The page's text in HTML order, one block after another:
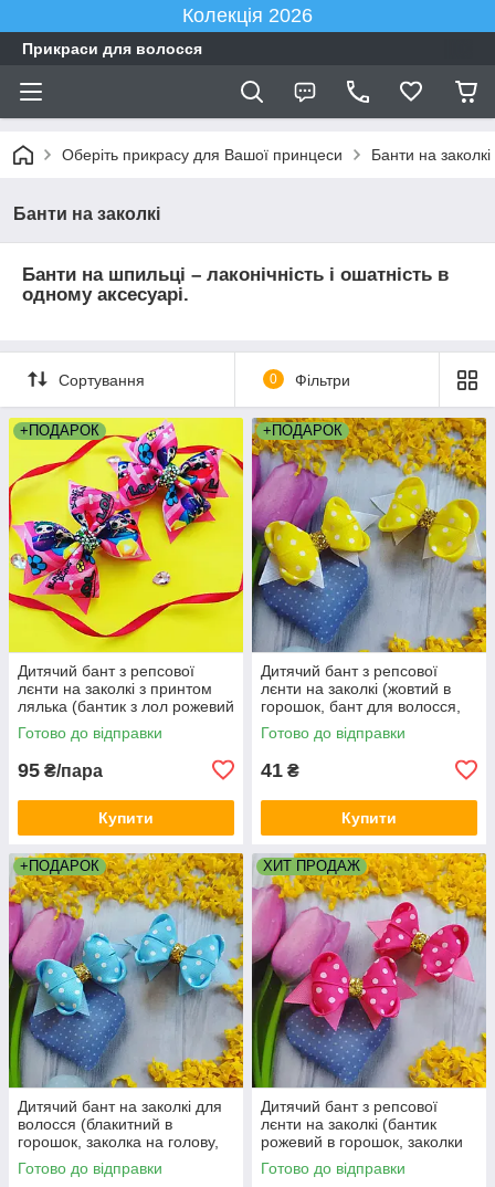
Колекція 2026
Прикраси для волосся
Оберіть прикрасу для Вашої принцеси Банти на заколкі
Банти на заколкі
Банти на шпильці – лаконічність і ошатність в
одному аксесуарі.
Сортування 0 Фільтри
+ПОДАРОК
Дитячий бант з репсової
лєнти на заколкі з принтом
лялька (бантик з лол рожевий
для волосся, бантики на
голову)
Готово до відправки
95 ₴/пара
Купити
+ПОДАРОК
Дитячий бант з репсової
лєнти на заколкі (жовтий в
горошок, бант для волосся,
заколка на голову)
Готово до відправки
41 ₴
Купити
+ПОДАРОК
Дитячий бант на заколкі для
волосся (блакитний в
горошок, заколка на голову,
модні заколки)
Готово до відправки
ХИТ ПРОДАЖ
Дитячий бант з репсової
лєнти на заколкі (бантик
рожевий в горошок, заколки
на голову, бантики для
волосся)
Готово до відправки